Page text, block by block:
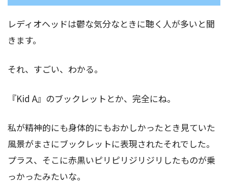
レディオヘッドは鬱な気分なときに聴く人が多いと聞
きます。
それ、すごい、わかる。
『Kid A』のブックレットとか、完全にね。
私が精神的にも身体的にもおかしかったとき見ていた
風景がまさにブックレットに表現されたそれでした。
プラス、そこに赤黒いピリピリジリジリしたものが乗
っかったみたいな。